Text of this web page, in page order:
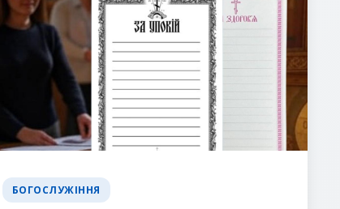
займає панахида – урочиста служба, на якій ми
колективно благаємо Господа про прощення
гріхів і упокоєння душі померлого.
БОГОСЛУЖІННЯ